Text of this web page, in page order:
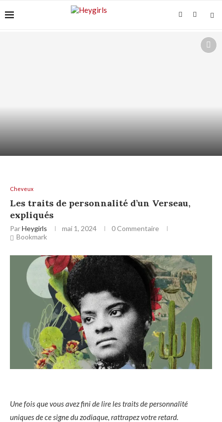
Cheveux
Les traits de personnalité d’un Verseau,
expliqués
ParHeygirls mai 1, 2024
0 Commentaire
Bookmark
Une fois que vous avez fini de lire les traits de personnalité
uniques de ce signe du zodiaque, rattrapez votre retard.